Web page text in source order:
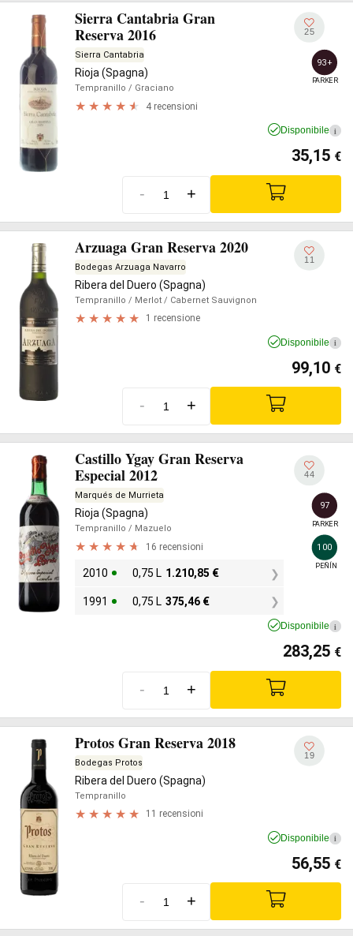
Sierra Cantabria Gran
Reserva 2016
Sierra Cantabria
Rioja (Spagna)
Tempranillo / Graciano
4 recensioni
25
93+
PARKER
Disponibile i
35,15 €
- +
Arzuaga Gran Reserva 2020
Bodegas Arzuaga Navarro
Ribera del Duero (Spagna)
Tempranillo / Merlot / Cabernet Sauvignon
1 recensione
11
Disponibile i
99,10 €
- +
Castillo Ygay Gran Reserva
Especial 2012
Marqués de Murrieta
Rioja (Spagna)
Tempranillo / Mazuelo
16 recensioni
2010 0,75 L 1.210,85 €
1991 0,75 L 375,46 €
44
97
PARKER
100
PEÑÍN
Disponibile i
283,25 €
- +
Protos Gran Reserva 2018
Bodegas Protos
Ribera del Duero (Spagna)
Tempranillo
11 recensioni
19
Disponibile i
56,55 €
- +